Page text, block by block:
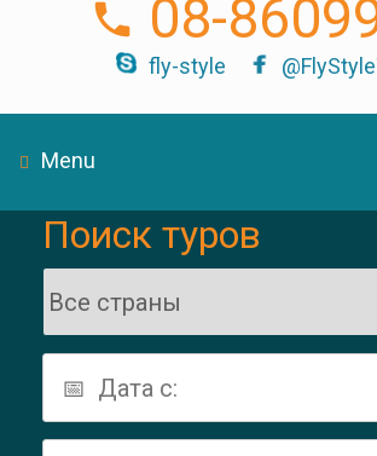
08-
fly-style
Menu
Поиск туров